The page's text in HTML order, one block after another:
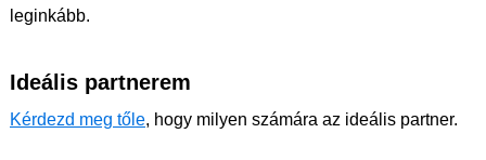
leginkább.
Ideális partnerem
Kérdezd meg tőle, hogy milyen számára az ideális partner.